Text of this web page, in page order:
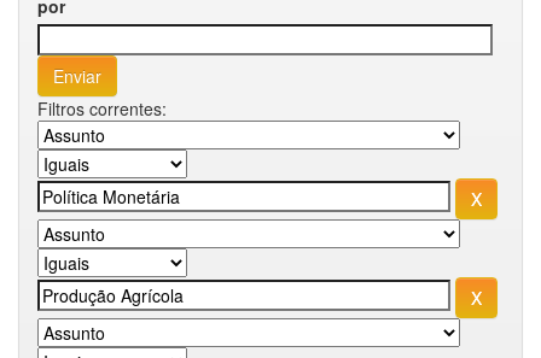
por
Filtros correntes: